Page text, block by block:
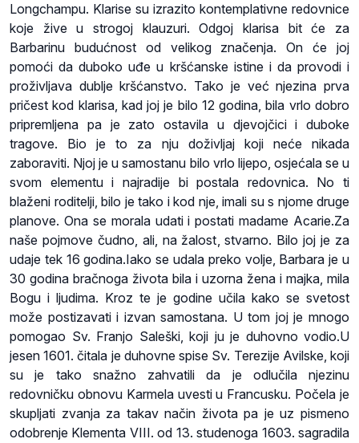
Longchampu. Klarise su izrazito kontemplativne redovnice
koje žive u strogoj klauzuri. Odgoj klarisa bit će za
Barbarinu budućnost od velikog značenja. On će joj
pomoći da duboko uđe u kršćanske istine i da provodi i
proživljava dublje kršćanstvo. Tako je već njezina prva
pričest kod klarisa, kad joj je bilo 12 godina, bila vrlo dobro
pripremljena pa je zato ostavila u djevojčici i duboke
tragove. Bio je to za nju doživljaj koji neće nikada
zaboraviti. Njoj je u samostanu bilo vrlo lijepo, osjećala se u
svom elementu i najradije bi postala redovnica. No ti
blaženi roditelji, bilo je tako i kod nje, imali su s njome druge
planove. Ona se morala udati i postati madame Acarie.Za
naše pojmove čudno, ali, na žalost, stvarno. Bilo joj je za
udaje tek 16 godina.Iako se udala preko volje, Barbara je u
30 godina bračnoga života bila i uzorna žena i majka, mila
Bogu i ljudima. Kroz te je godine učila kako se svetost
može postizavati i izvan samostana. U tom joj je mnogo
pomogao Sv. Franjo Saleški, koji ju je duhovno vodio.U
jesen 1601. čitala je duhovne spise Sv. Terezije Avilske, koji
su je tako snažno zahvatili da je odlučila njezinu
redovničku obnovu Karmela uvesti u Francusku. Počela je
skupljati zvanja za takav način života pa je uz pismeno
odobrenje Klementa VIII. od 13. studenoga 1603. sagradila